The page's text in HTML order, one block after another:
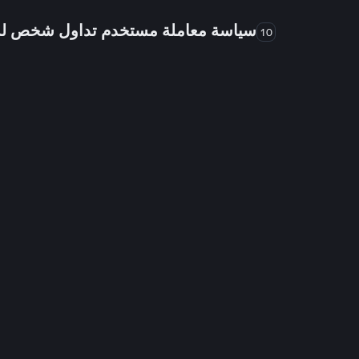
10 سياسة معاملة مستخدم تداول